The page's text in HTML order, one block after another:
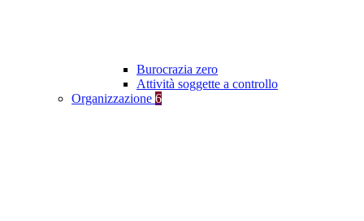
Burocrazia zero
Attività soggette a controllo
Organizzazione 6